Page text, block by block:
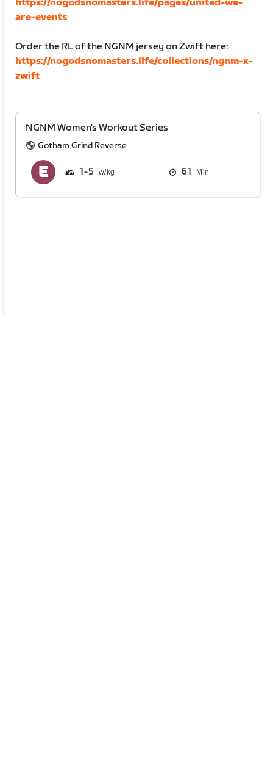
https://nogodsnomasters.life/pages/united-we-
are-events
Order the RL of the NGNM jersey on Zwift here:
https://nogodsnomasters.life/collections/ngnm-x-
zwift
NGNM Women's Workout Series
Gotham Grind Reverse
1 5 61 Min